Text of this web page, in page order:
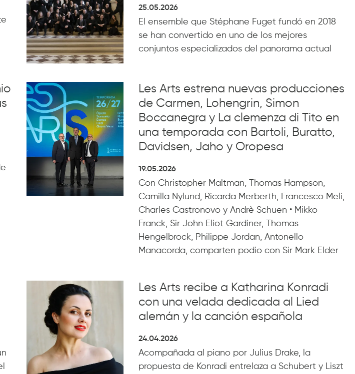
25.05.2026
El ensemble que Stéphane Fuget fundó en 2018
se han convertido en uno de los mejores
conjuntos especializados del panorama actual
Les Arts estrena nuevas producciones
de Carmen, Lohengrin, Simon
Boccanegra y La clemenza di Tito en
una temporada con Bartoli, Buratto,
Davidsen, Jaho y Oropesa
19.05.2026
Con Christopher Maltman, Thomas Hampson,
Camilla Nylund, Ricarda Merberth, Francesco Meli,
Charles Castronovo y Andrè Schuen • Mikko
Franck, Sir John Eliot Gardiner, Thomas
Hengelbrock, Philippe Jordan, Antonello
Manacorda, comparten podio con Sir Mark Elder
Les Arts recibe a Katharina Konradi
con una velada dedicada al Lied
alemán y la canción española
24.04.2026
Acompañada al piano por Julius Drake, la
propuesta de Konradi entrelaza a Schubert y Liszt